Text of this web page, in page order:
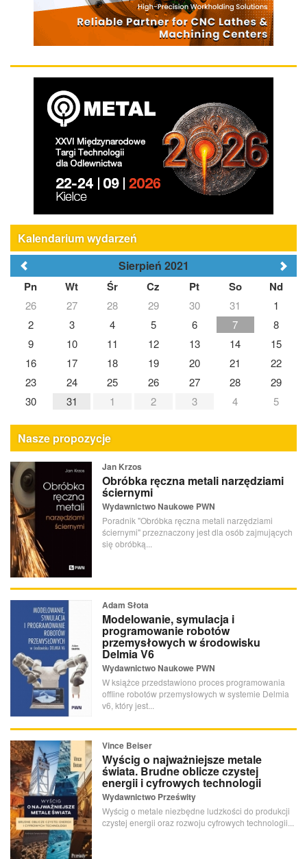
Kalendarium wydarzeń
Sierpień 2021
Pn Wt Śr Cz Pt So Nd
26 27 28 29 30 31
1
2
3 4 5 6 7
8
9
10 11 12 13 14
15
16
17 18 19 20 21
22
23
24 25 26 27 28
29
30
31 1 2 3 4 5
Nasze propozycje
Jan Krzos
Obróbka ręczna metali narzędziami
ściernymi
Wydawnictwo Naukowe PWN
Poradnik "Obróbka ręczna metali narzędziami
ściernymi" przeznaczony jest dla osób zajmujących
się obróbką...
Adam Słota
Modelowanie, symulacja i
programowanie robotów
przemysłowych w środowisku
Delmia V6
Wydawnictwo Naukowe PWN
W książce przedstawiono proces programowania
offline robotów przemysłowych w systemie Delmia
v6, który jest...
Vince Beiser
Wyścig o najważniejsze metale
świata. Brudne oblicze czystej
energii i cyfrowych technologii
Wydawnictwo Prześwity
Wyścig o metale niezbędne ludzkości do produkcji
czystej energii oraz rozwoju cyfrowych technologii...